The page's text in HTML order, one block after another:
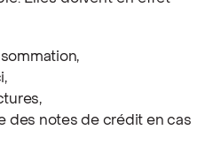
des notes de crédit en cas